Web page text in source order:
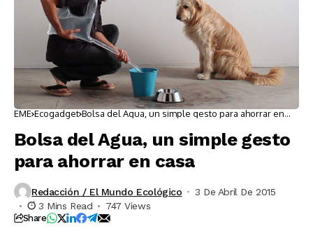
EME Ecogadget Bolsa del Agua, un simple gesto para ahorrar en
Bolsa del Agua, un simple gesto
para ahorrar en casa
Redacción / El Mundo Ecológico
3 De Abril De 2015
3 Mins Read
747 Views
Share